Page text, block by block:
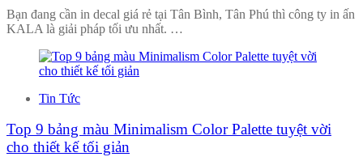
Bạn đang cần in decal giá rẻ tại Tân Bình, Tân Phú thì công ty in ấn
KALA là giải pháp tối ưu nhất. …
Tin Tức
Top 9 bảng màu Minimalism Color Palette tuyệt vời
cho thiết kế tối giản